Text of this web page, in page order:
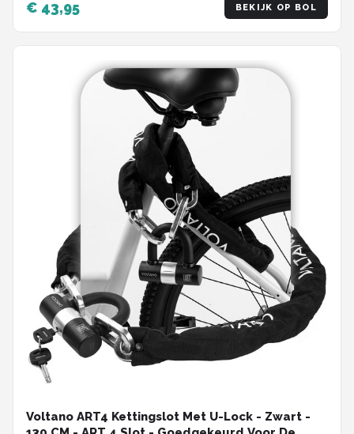
€ 43,95 BEKIJK OP BOL
Voltano ART4 Kettingslot Met U-Lock - Zwart -